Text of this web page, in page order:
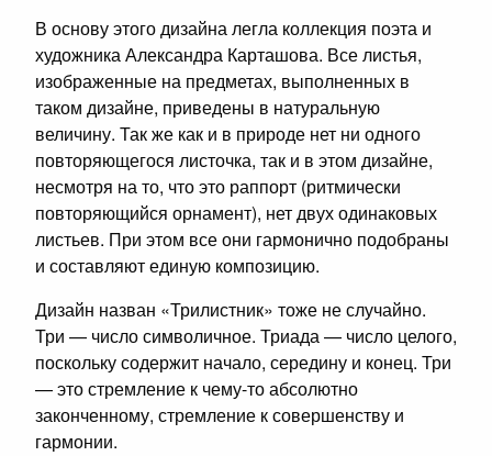
В основу этого дизайна легла коллекция поэта и
художника Александра Карташова. Все листья,
изображенные на предметах, выполненных в
таком дизайне, приведены в натуральную
величину. Так же как и в природе нет ни одного
повторяющегося листочка, так и в этом дизайне,
несмотря на то, что это раппорт (ритмически
повторяющийся орнамент), нет двух одинаковых
листьев. При этом все они гармонично подобраны
и составляют единую композицию.
Дизайн назван «Трилистник» тоже не случайно.
Три — число символичное. Триада — число целого,
поскольку содержит начало, середину и конец. Три
— это стремление к чему-то абсолютно
законченному, стремление к совершенству и
гармонии.